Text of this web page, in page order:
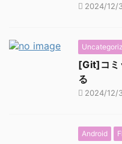
2024/12/
[Git]コミ
る
2024/12/
Android